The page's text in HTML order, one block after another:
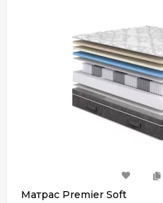
Матрас Premier Soft